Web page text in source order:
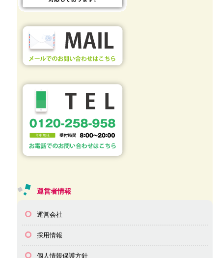
運営者情報
運営会社
採用情報
個人情報保護方針